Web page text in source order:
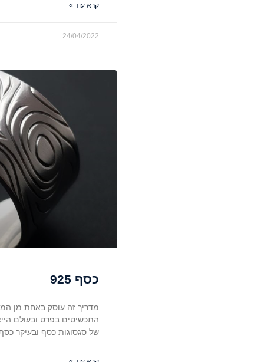
קרא עוד »
24/04/2022
כסף 925
מדריך זה עוסק באחת מן
התכשיטים בפרט ובעולם
של סגסוגות כסף ובעיקר כסף 925 שהוא